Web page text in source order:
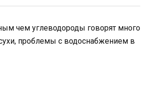
чем углеводороды говорят много
проблемы с водоснабжением в